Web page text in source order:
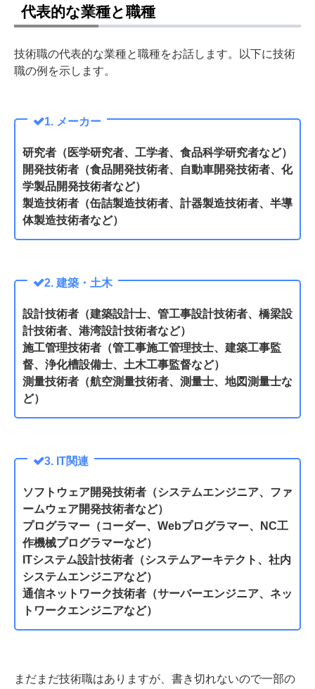
代表的な業種と職種
技術職の代表的な業種と職種をお話します。以下に技術
職の例を示します。
1. メーカー
研究者（医学研究者、工学者、食品科学研究者など）
開発技術者（食品開発技術者、自動車開発技術者、化
学製品開発技術者など）
製造技術者（缶詰製造技術者、計器製造技術者、半導
体製造技術者など）
2. 建築・土木
設計技術者（建築設計士、管工事設計技術者、橋梁設
計技術者、港湾設計技術者など）
施工管理技術者（管工事施工管理技士、建築工事監
督、浄化槽設備士、土木工事監督など）
測量技術者（航空測量技術者、測量士、地図測量士な
ど）
3. IT関連
ソフトウェア開発技術者（システムエンジニア、ファ
ームウェア開発技術者など）
プログラマー（コーダー、Webプログラマー、NC工
作機械プログラマーなど）
ITシステム設計技術者（システムアーキテクト、社内
システムエンジニアなど）
通信ネットワーク技術者（サーバーエンジニア、ネッ
トワークエンジニアなど）
まだまだ技術職はありますが、書き切れないので一部の